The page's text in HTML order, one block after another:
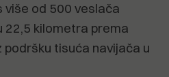
više od 500 veslača
22,5 kilometra prema
podršku tisuća navijača u